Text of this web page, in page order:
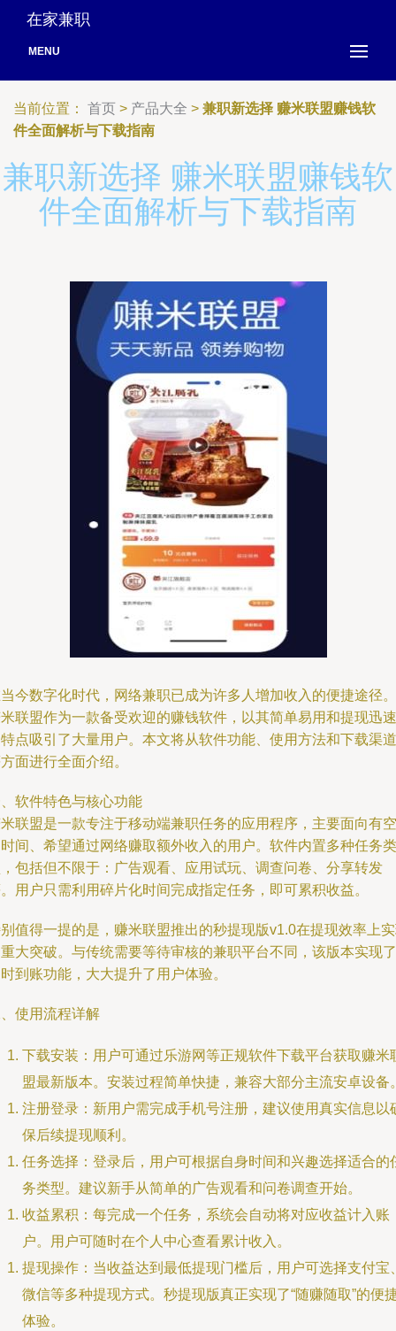
在家兼职
MENU
当前位置： 首页 > 产品大全 > 兼职新选择 赚米联盟赚钱软
件全面解析与下载指南
兼职新选择 赚米联盟赚钱软
件全面解析与下载指南
今数字化时代，网络兼职已成为许多人增加收入的便捷途径。
联盟作为一款备受欢迎的赚钱软件，以其简单易用和提现迅速
点吸引了大量用户。本文将从软件功能、使用方法和下载渠道
面进行全面介绍。
软件特色与核心功能
联盟是一款专注于移动端兼职任务的应用程序，主要面向有空
间、希望通过网络赚取额外收入的用户。软件内置多种任务类
包括但不限于：广告观看、应用试玩、调查问卷、分享转发
用户只需利用碎片化时间完成指定任务，即可累积收益。
值得一提的是，赚米联盟推出的秒提现版v1.0在提现效率上
大突破。与传统需要等待审核的兼职平台不同，该版本实现了
到账功能，大大提升了用户体验。
使用流程详解
下载安装：用户可通过乐游网等正规软件下载平台获取赚米
盟最新版本。安装过程简单快捷，兼容大部分主流安卓设备
注册登录：新用户需完成手机号注册，建议使用真实信息以
保后续提现顺利。
任务选择：登录后，用户可根据自身时间和兴趣选择适合的
务类型。建议新手从简单的广告观看和问卷调查开始。
收益累积：每完成一个任务，系统会自动将对应收益计入账
户。用户可随时在个人中心查看累计收入。
提现操作：当收益达到最低提现门槛后，用户可选择支付宝
微信等多种提现方式。秒提现版真正实现了“随赚随取”的便
体验。